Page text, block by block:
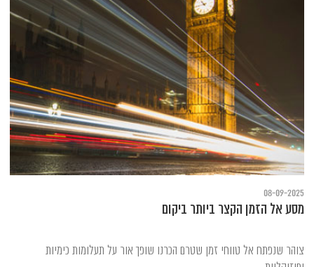
08-09-2025
מסע אל הזמן הקצר ביותר ביקום
צוהר שנפתח אל טווחי זמן שטרם הכרנו שופך אור על תעלומות כימיות